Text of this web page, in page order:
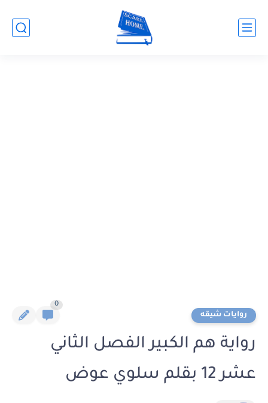
روايات شيقه
0
رواية هم الكبير الفصل الثاني
عشر 12 بقلم سلوي عوض